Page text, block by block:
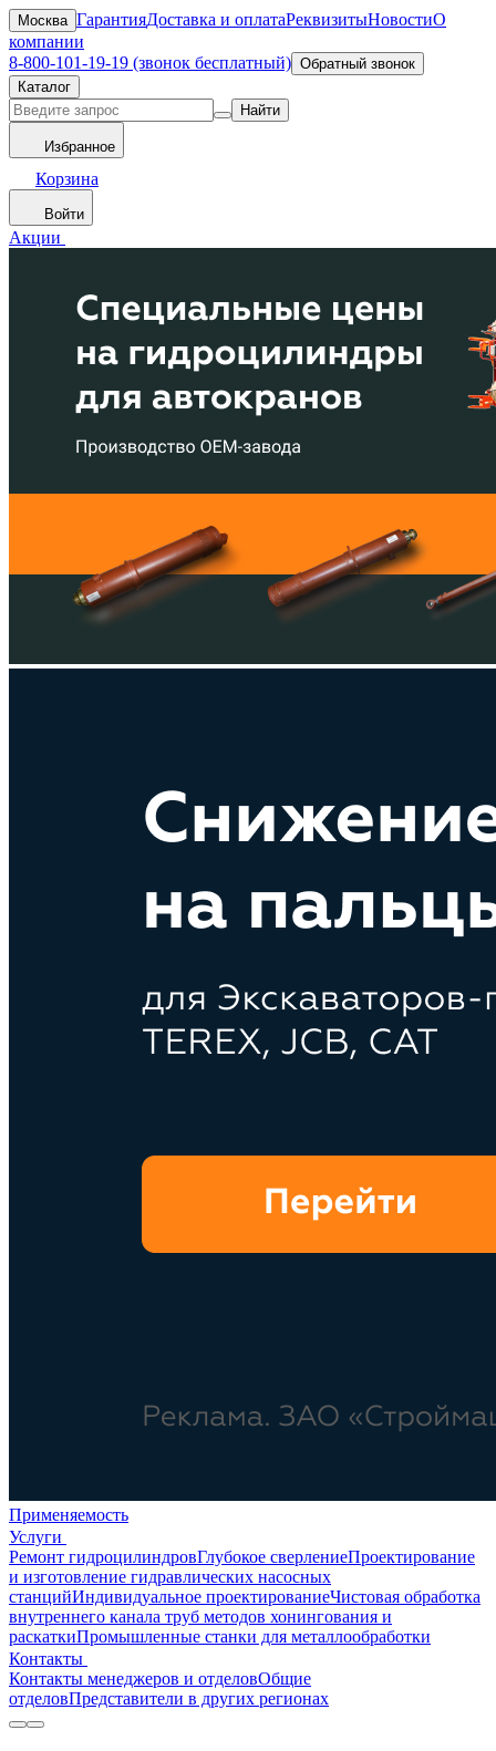
Москва ГарантияДоставка и оплатаРеквизитыНовостиО
компании
8-800-101-19-19 (звонок бесплатный) Обратный звонок
Каталог
Найти
Избранное
Корзина
Войти
Акции
Применяемость
Услуги
Ремонт гидроцилиндровГлубокое сверлениеПроектирование
и изготовление гидравлических насосных
станцийИндивидуальное проектированиеЧистовая обработка
внутреннего канала труб методов хонингования и
раскаткиПромышленные станки для металлообработки
Контакты
Контакты менеджеров и отделовОбщие
отделовПредставители в других регионах